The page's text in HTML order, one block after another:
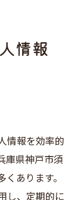
情報
情報を効率的
庫県神戸市須
あります。
し、定期的に